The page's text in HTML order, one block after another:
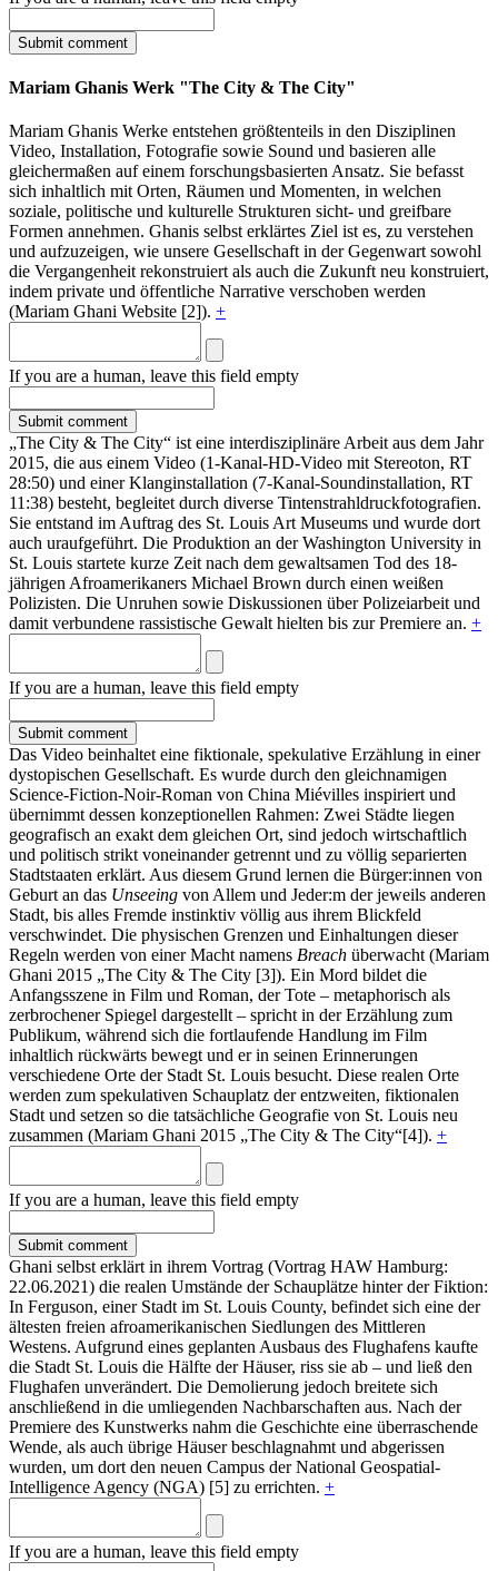
Mariam Ghanis Werk "The City & The City"
Mariam Ghanis Werke entstehen größtenteils in den Disziplinen
Video, Installation, Fotografie sowie Sound und basieren alle
gleichermaßen auf einem forschungsbasierten Ansatz. Sie befasst
sich inhaltlich mit Orten, Räumen und Momenten, in welchen
soziale, politische und kulturelle Strukturen sicht- und greifbare
Formen annehmen. Ghanis selbst erklärtes Ziel ist es, zu verstehen
und aufzuzeigen, wie unsere Gesellschaft in der Gegenwart sowohl
die Vergangenheit rekonstruiert als auch die Zukunft neu konstruiert,
indem private und öffentliche Narrative verschoben werden
(Mariam Ghani Website [2]). +
If you are a human, leave this field empty
„The City & The City“ ist eine interdisziplinäre Arbeit aus dem Jahr
2015, die aus einem Video (1-Kanal-HD-Video mit Stereoton, RT
28:50) und einer Klanginstallation (7-Kanal-Soundinstallation, RT
11:38) besteht, begleitet durch diverse Tintenstrahldruckfotografien.
Sie entstand im Auftrag des St. Louis Art Museums und wurde dort
auch uraufgeführt. Die Produktion an der Washington University in
St. Louis startete kurze Zeit nach dem gewaltsamen Tod des 18-
jährigen Afroamerikaners Michael Brown durch einen weißen
Polizisten. Die Unruhen sowie Diskussionen über Polizeiarbeit und
damit verbundene rassistische Gewalt hielten bis zur Premiere an. +
If you are a human, leave this field empty
Das Video beinhaltet eine fiktionale, spekulative Erzählung in einer
dystopischen Gesellschaft. Es wurde durch den gleichnamigen
Science-Fiction-Noir-Roman von China Miévilles inspiriert und
übernimmt dessen konzeptionellen Rahmen: Zwei Städte liegen
geografisch an exakt dem gleichen Ort, sind jedoch wirtschaftlich
und politisch strikt voneinander getrennt und zu völlig separierten
Stadtstaaten erklärt. Aus diesem Grund lernen die Bürger:innen von
Geburt an das Unseeing von Allem und Jeder:m der jeweils anderen
Stadt, bis alles Fremde instinktiv völlig aus ihrem Blickfeld
verschwindet. Die physischen Grenzen und Einhaltungen dieser
Regeln werden von einer Macht namens Breach überwacht (Mariam
Ghani 2015 „The City & The City [3]). Ein Mord bildet die
Anfangsszene in Film und Roman, der Tote – metaphorisch als
zerbrochener Spiegel dargestellt – spricht in der Erzählung zum
Publikum, während sich die fortlaufende Handlung im Film
inhaltlich rückwärts bewegt und er in seinen Erinnerungen
verschiedene Orte der Stadt St. Louis besucht. Diese realen Orte
werden zum spekulativen Schauplatz der entzweiten, fiktionalen
Stadt und setzen so die tatsächliche Geografie von St. Louis neu
zusammen (Mariam Ghani 2015 „The City & The City“[4]). +
If you are a human, leave this field empty
Ghani selbst erklärt in ihrem Vortrag (Vortrag HAW Hamburg:
22.06.2021) die realen Umstände der Schauplätze hinter der Fiktion:
In Ferguson, einer Stadt im St. Louis County, befindet sich eine der
ältesten freien afroamerikanischen Siedlungen des Mittleren
Westens. Aufgrund eines geplanten Ausbaus des Flughafens kaufte
die Stadt St. Louis die Hälfte der Häuser, riss sie ab – und ließ den
Flughafen unverändert. Die Demolierung jedoch breitete sich
anschließend in die umliegenden Nachbarschaften aus. Nach der
Premiere des Kunstwerks nahm die Geschichte eine überraschende
Wende, als auch übrige Häuser beschlagnahmt und abgerissen
wurden, um dort den neuen Campus der National Geospatial-
Intelligence Agency (NGA) [5] zu errichten. +
If you are a human, leave this field empty